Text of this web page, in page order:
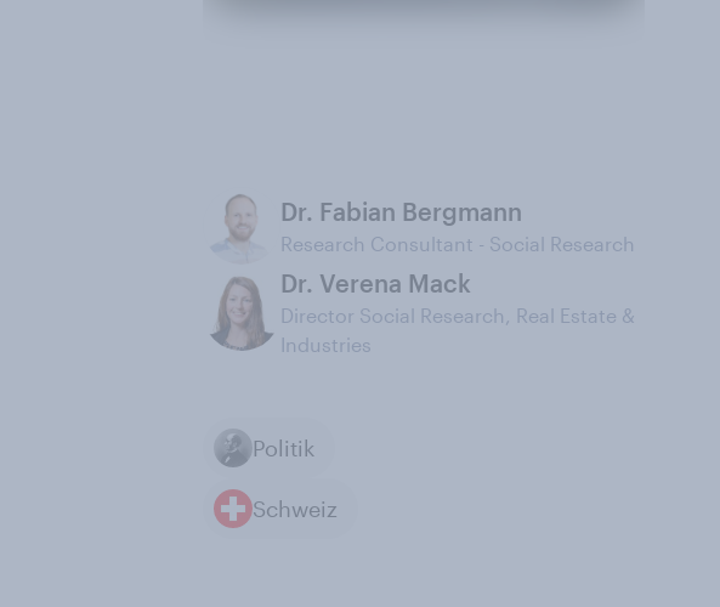
Dr. Fabian Bergmann
Research Consultant - Social Research
Dr. Verena Mack
Director Social Research, Real Estate &
Industries
Politik
Schweiz